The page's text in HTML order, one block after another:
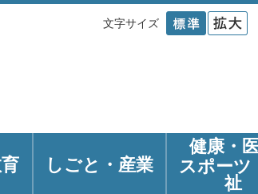
文字サイズ
しごと・産業
健康・
スポーツ
祉